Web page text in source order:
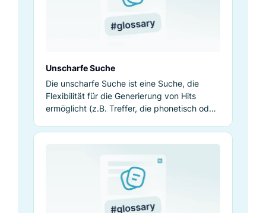
Unscharfe Suche
Die unscharfe Suche ist eine Suche, die
Flexibilität für die Generierung von Hits
ermöglicht (z.B. Treffer, die phonetisch oder